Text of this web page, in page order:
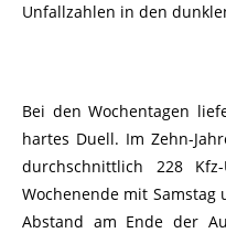
Unfallzahlen in den
Bei den Wochentagen
hartes Duell. Im Zehn-
durchschnittlich 228
Wochenende mit
Abstand am Ende der